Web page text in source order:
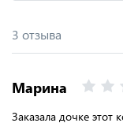
3 отзыва
Марина
Заказала дочке этот